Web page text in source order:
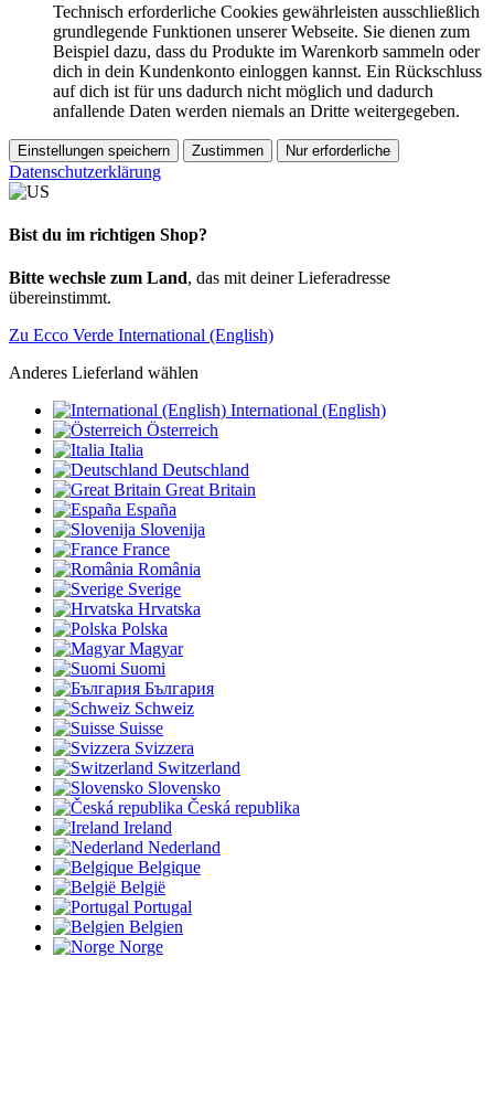
Technisch erforderliche Cookies gewährleisten ausschließlich
grundlegende Funktionen unserer Webseite. Sie dienen zum
Beispiel dazu, dass du Produkte im Warenkorb sammeln oder
dich in dein Kundenkonto einloggen kannst. Ein Rückschluss
auf dich ist für uns dadurch nicht möglich und dadurch
anfallende Daten werden niemals an Dritte weitergegeben.
Einstellungen speichern Zustimmen Nur erforderliche
Datenschutzerklärung
Bist du im richtigen Shop?
Bitte wechsle zum Land, das mit deiner Lieferadresse
übereinstimmt.
Zu Ecco Verde International (English)
Anderes Lieferland wählen
International (English)
Österreich
Italia
Deutschland
Great Britain
España
Slovenija
France
România
Sverige
Hrvatska
Polska
Magyar
Suomi
България
Schweiz
Suisse
Svizzera
Switzerland
Slovensko
Česká republika
Ireland
Nederland
Belgique
België
Portugal
Belgien
Norge